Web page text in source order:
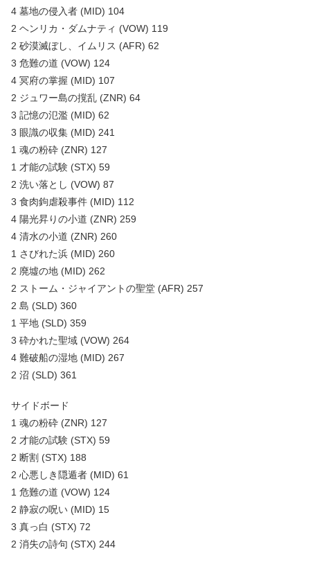
4 墓地の侵入者 (MID) 104
2 ヘンリカ・ダムナティ (VOW) 119
2 砂漠滅ぼし、イムリス (AFR) 62
3 危難の道 (VOW) 124
4 冥府の掌握 (MID) 107
2 ジュワー島の撹乱 (ZNR) 64
3 記憶の氾濫 (MID) 62
3 眼識の収集 (MID) 241
1 魂の粉砕 (ZNR) 127
1 才能の試験 (STX) 59
2 洗い落とし (VOW) 87
3 食肉鉤虐殺事件 (MID) 112
4 陽光昇りの小道 (ZNR) 259
4 清水の小道 (ZNR) 260
1 さびれた浜 (MID) 260
2 廃墟の地 (MID) 262
2 ストーム・ジャイアントの聖堂 (AFR) 257
2 島 (SLD) 360
1 平地 (SLD) 359
3 砕かれた聖域 (VOW) 264
4 難破船の湿地 (MID) 267
2 沼 (SLD) 361
サイドボード
1 魂の粉砕 (ZNR) 127
2 才能の試験 (STX) 59
2 断割 (STX) 188
2 心悪しき隠遁者 (MID) 61
1 危難の道 (VOW) 124
2 静寂の呪い (MID) 15
3 真っ白 (STX) 72
2 消失の詩句 (STX) 244